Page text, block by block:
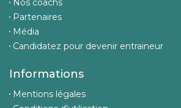
Nos coachs
Partenaires
Média
Candidatez pour devenir entraineur
Informations
Mentions légales